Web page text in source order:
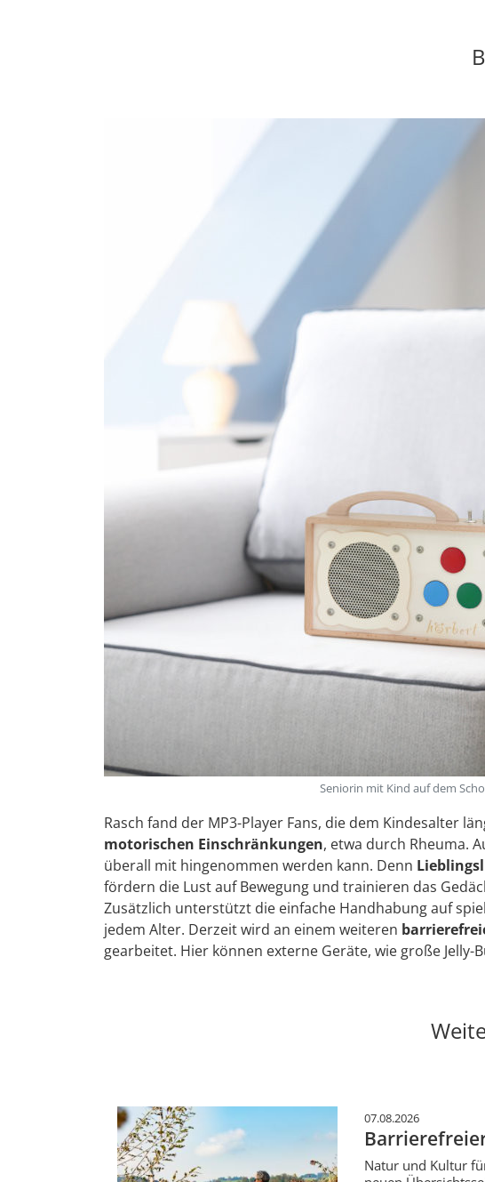
Seniorin mit Kind auf dem
Rasch fand der MP3-Player Fans, die dem Kindesalter
motorischen Einschränkungen, etwa durch Rheuma.
überall mit hingenommen werden kann. Denn
fördern die Lust auf Bewegung und trainieren das
Zusätzlich unterstützt die einfache Handhabung auf
jedem Alter. Derzeit wird an einem weiteren
gearbeitet. Hier können externe Geräte, wie große
07.08.2026
Natur und Kultur